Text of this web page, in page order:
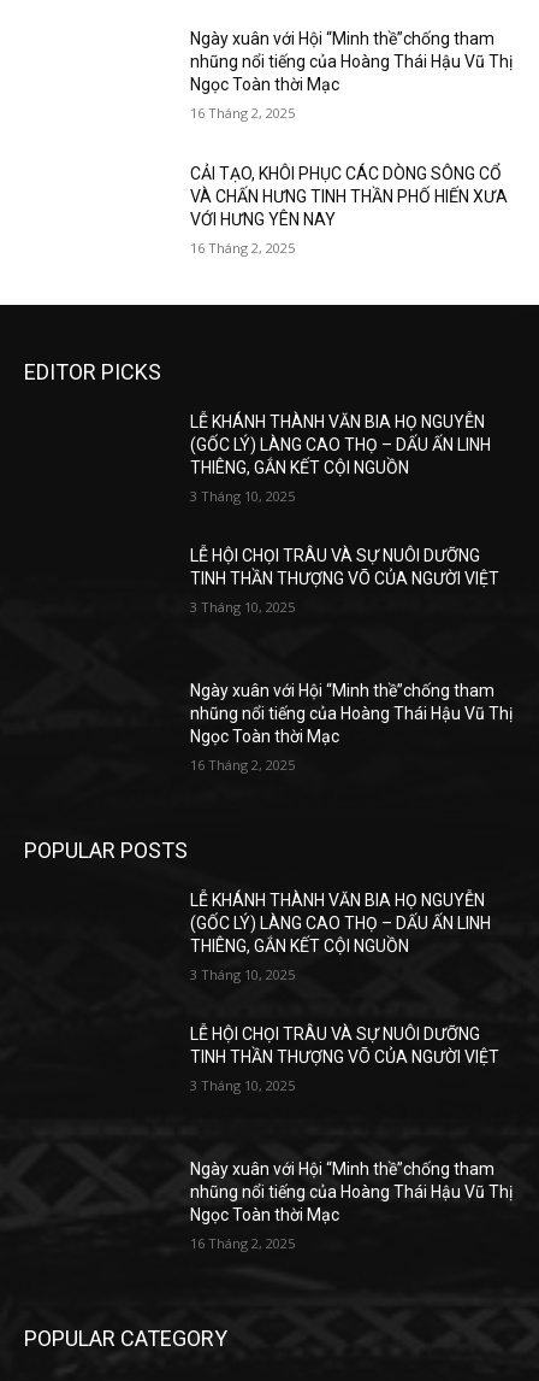
Ngày xuân với Hội “Minh thề”chống tham
nhũng nổi tiếng của Hoàng Thái Hậu Vũ Thị
Ngọc Toàn thời Mạc
16 Tháng 2, 2025
CẢI TẠO, KHÔI PHỤC CÁC DÒNG SÔNG CỔ
VÀ CHẤN HƯNG TINH THẦN PHỐ HIẾN XƯA
VỚI HƯNG YÊN NAY
16 Tháng 2, 2025
EDITOR PICKS
LỄ KHÁNH THÀNH VĂN BIA HỌ NGUYỄN
(GỐC LÝ) LÀNG CAO THỌ – DẤU ẤN LINH
THIÊNG, GẮN KẾT CỘI NGUỒN
3 Tháng 10, 2025
LỄ HỘI CHỌI TRÂU VÀ SỰ NUÔI DƯỠNG
TINH THẦN THƯỢNG VÕ CỦA NGƯỜI VIỆT
3 Tháng 10, 2025
Ngày xuân với Hội “Minh thề”chống tham
nhũng nổi tiếng của Hoàng Thái Hậu Vũ Thị
Ngọc Toàn thời Mạc
16 Tháng 2, 2025
POPULAR POSTS
LỄ KHÁNH THÀNH VĂN BIA HỌ NGUYỄN
(GỐC LÝ) LÀNG CAO THỌ – DẤU ẤN LINH
THIÊNG, GẮN KẾT CỘI NGUỒN
3 Tháng 10, 2025
LỄ HỘI CHỌI TRÂU VÀ SỰ NUÔI DƯỠNG
TINH THẦN THƯỢNG VÕ CỦA NGƯỜI VIỆT
3 Tháng 10, 2025
Ngày xuân với Hội “Minh thề”chống tham
nhũng nổi tiếng của Hoàng Thái Hậu Vũ Thị
Ngọc Toàn thời Mạc
16 Tháng 2, 2025
POPULAR CATEGORY